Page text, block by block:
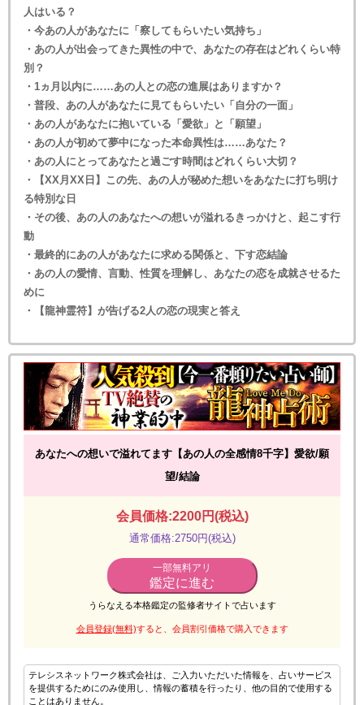
人はいる？
・今あの人があなたに「察してもらいたい気持ち」
・あの人が出会ってきた異性の中で、あなたの存在はどれくらい特
別？
・1ヵ月以内に……あの人との恋の進展はありますか？
・普段、あの人があなたに見てもらいたい「自分の一面」
・あの人があなたに抱いている「愛欲」と「願望」
・あの人が初めて夢中になった本命異性は……あなた？
・あの人にとってあなたと過ごす時間はどれくらい大切？
・【XX月XX日】この先、あの人が秘めた想いをあなたに打ち明け
る特別な日
・その後、あの人のあなたへの想いが溢れるきっかけと、起こす行
動
・最終的にあの人があなたに求める関係と、下す恋結論
・あの人の愛情、言動、性質を理解し、あなたの恋を成就させるた
めに
・【龍神霊符】が告げる2人の恋の現実と答え
あなたへの想いで溢れてます【あの人の全感情8千字】愛欲/願
望/結論
会員価格:2200円(税込)
通常価格:2750円(税込)
一部無料アリ
鑑定に進む
うらなえる本格鑑定の監修者サイトで占います
会員登録(無料)すると、会員割引価格で購入できます
テレシスネットワーク株式会社は、ご入力いただいた情報を、占いサービス
を提供するためにのみ使用し、情報の蓄積を行ったり、他の目的で使用する
ことはありません。